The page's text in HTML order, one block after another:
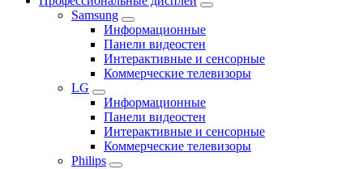
Samsung
Информационные
Панели видеостен
Интерактивные и сенсорные
Коммерческие телевизоры
LG
Информационные
Панели видеостен
Интерактивные и сенсорные
Коммерческие телевизоры
Philips